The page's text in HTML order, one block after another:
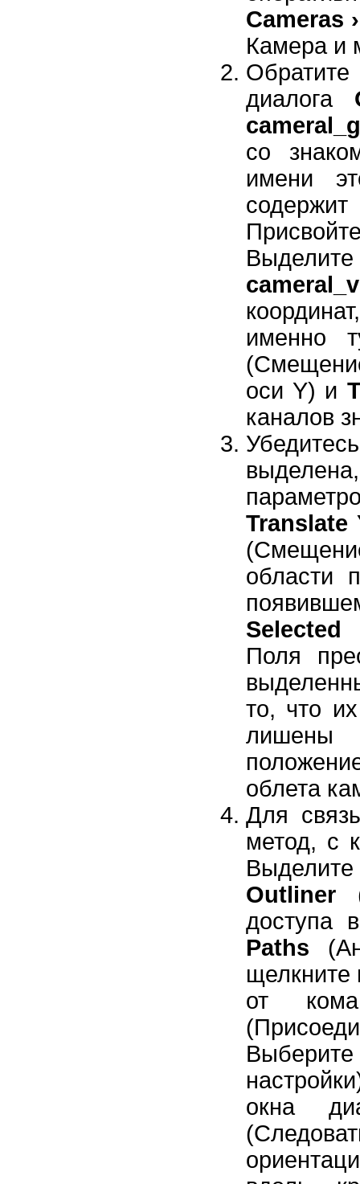
Cameras
Камера и
диалога
со
имени
именно
оси Y) и
каналов
Translate
области
Selected
Поля
то, что
лишены
облета
Для
метод, с
Outliner
доступа
Paths
щелкните
от
окна